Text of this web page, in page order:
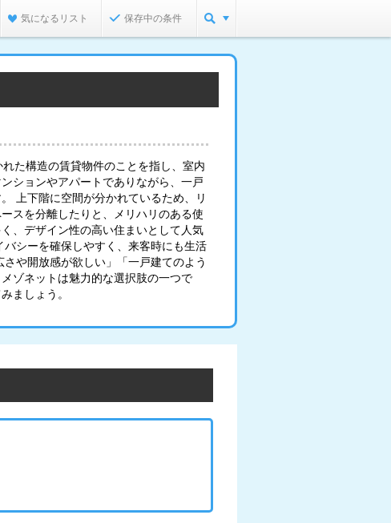
気になるリスト 保存中の条件
た構造の賃貸物件のことを指し、室内
ションやアパートでありながら、一戸
上下階に空間が分かれているため、リ
スを分離したりと、メリハリのある使
、デザイン性の高い住まいとして人気
シーを確保しやすく、来客時にも生活
や開放感が欲しい」「一戸建てのよう
ゾネットは魅力的な選択肢の一つで
ましょう。